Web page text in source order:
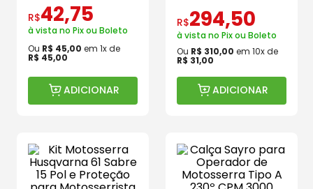
R$42,75
à vista no Pix ou Boleto
Ou R$ 45,00 em 1x de
R$ 45,00
ADICIONAR
R$294,50
à vista no Pix ou Boleto
Ou R$ 310,00 em 10x de
R$ 31,00
ADICIONAR